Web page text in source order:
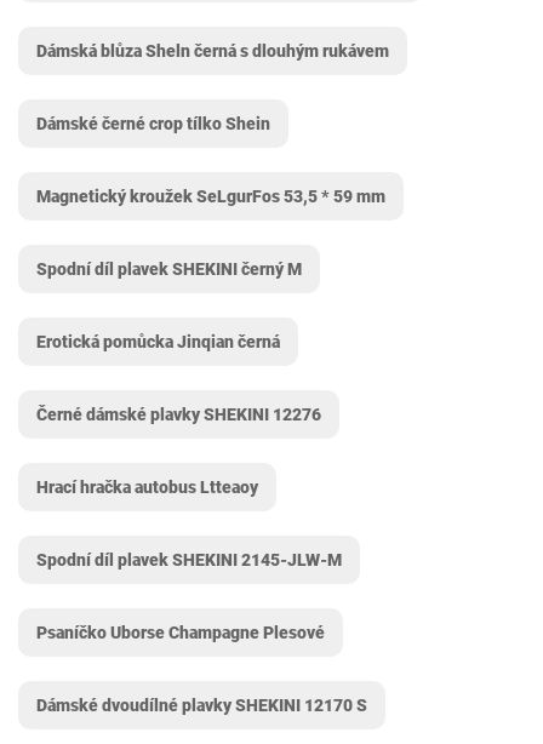
Dámská blůza Sheln černá s dlouhým rukávem
Dámské černé crop tílko Shein
Magnetický kroužek SeLgurFos 53,5 * 59 mm
Spodní díl plavek SHEKINI černý M
Erotická pomůcka Jinqian černá
Černé dámské plavky SHEKINI 12276
Hrací hračka autobus Ltteaoy
Spodní díl plavek SHEKINI 2145-JLW-M
Psaníčko Uborse Champagne Plesové
Dámské dvoudílné plavky SHEKINI 12170 S